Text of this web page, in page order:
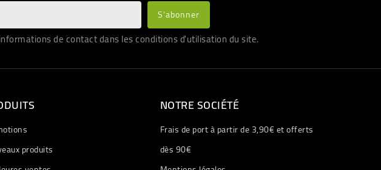
de contact dans les conditions d'utilisation du site.
produits
NOTRE SOCIÉTÉ
Frais de port à partir de 3,90€ et offerts
dès 90€